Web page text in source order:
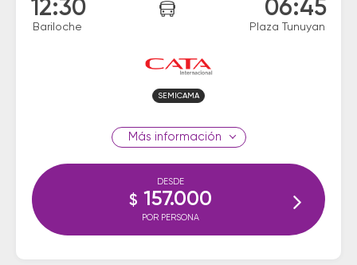
12:30
Bariloche
06:45
Plaza Tunuyan
SEMICAMA
información
DESDE
$ 157.000
POR PERSONA